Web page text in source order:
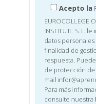
Acepto la
EUROCOLLEGE
INSTITUTE S.L.
datos
finalidad de
respuesta.
de protección de
mail
Para más
consulte nuestra